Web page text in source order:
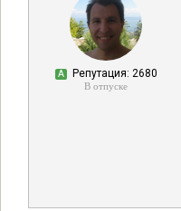
А Репутация: 2680
В отпуске